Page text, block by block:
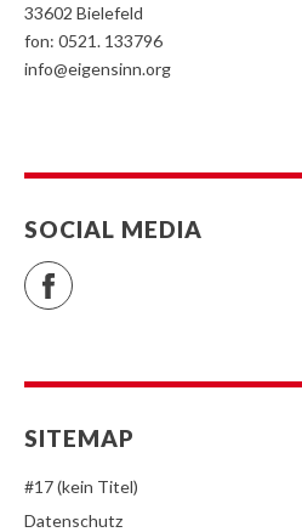
33602 Bielefeld
fon: 0521. 133796
info@eigensinn.org
SOCIAL MEDIA
Facebook
SITEMAP
#17 (kein Titel)
Datenschutz